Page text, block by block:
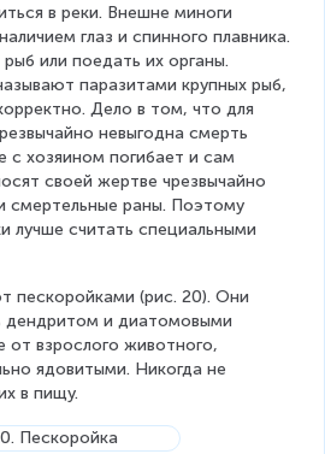
в реки. Внешне миноги
глаз и спинного плавника.
или поедать их органы.
паразитами крупных рыб,
Дело в том, что для
невыгодна смерть
с хозяином погибает и сам
своей жертве чрезвычайно
смертельные раны. Поэтому
лучше считать специальными
пескоройками (рис. 20). Они
дендритом и диатомовыми
от взрослого животного,
ядовитыми. Никогда не
в пищу.